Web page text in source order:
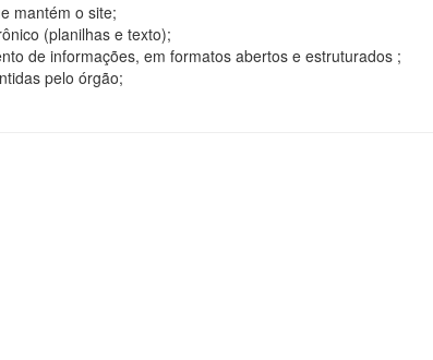
mantém o site;
(planilhas e texto);
de informações, em formatos abertos e estruturados ;
pelo órgão;